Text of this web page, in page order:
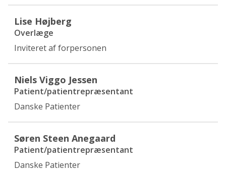
Lise Højberg
Overlæge
Inviteret af forpersonen
Niels Viggo Jessen
Patient/patientrepræsentant
Danske Patienter
Søren Steen Anegaard
Patient/patientrepræsentant
Danske Patienter